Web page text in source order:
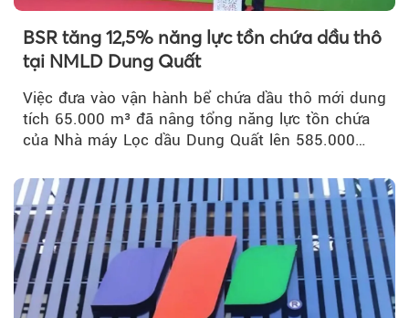
BSR tăng 12,5% năng lực tồn chứa dầu thô
tại NMLD Dung Quất
Việc đưa vào vận hành bể chứa dầu thô mới dung
tích 65.000 m³ đã nâng tổng năng lực tồn chứa
của Nhà máy Lọc dầu Dung Quất lên 585.000